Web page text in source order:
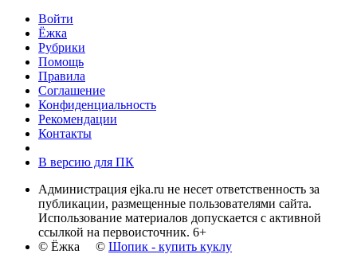
Войти
Ёжка
Рубрики
Помощь
Правила
Соглашение
Конфиденциальность
Рекомендации
Контакты
В версию для ПК
Администрация ejka.ru не несет ответственность за
публикации, размещенные пользователями сайта.
Использование материалов допускается с активной
ссылкой на первоисточник. 6+
© Ёжка © Шопик - купить куклу